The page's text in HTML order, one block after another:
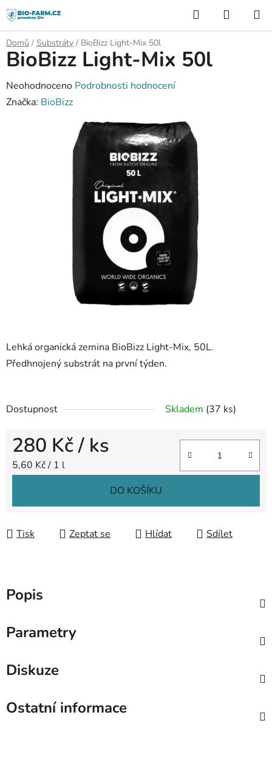
Přejít
na
obsah
Hledat
KOŠÍK
Domů / Substráty / BioBizz Light-Mix 50l
Lehká organická zemina BioBizz Light-Mix, 50L.
Předhnojený substrát na první týden.
Dostupnost Skladem (37 ks)
280 Kč/ ks
Měrná cena:
5,60 Kč / 1 l
DO KOŠÍKU
Tisk Zeptat se Hlídat Sdílet
BioBizz Light-Mix 50l
Průměrné
hodnocení
Neohodnoceno Podrobnosti hodnocení
Značka: BioBizz
Popis
Parametry
Diskuze
Ostatní informace